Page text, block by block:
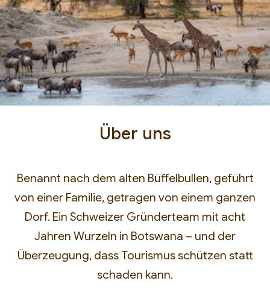
Über uns
Benannt nach dem alten Büffelbullen, geführt
von einer Familie, getragen von einem ganzen
Dorf. Ein Schweizer Gründerteam mit acht
Jahren Wurzeln in Botswana – und der
Überzeugung, dass Tourismus schützen statt
schaden kann.